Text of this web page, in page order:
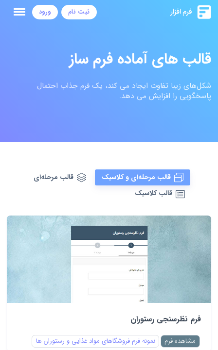
ثبت نام ورود
قالب های آماده فرم ساز
شکل‌های زیبا تفاوت ایجاد می کند، یک فرم جذاب احتمال
پاسخگویی را افزایش می دهد.
قالب مرحله‌ای و کلاسیک
قالب مرحله‌ای
قالب کلاسیک
فرم نظرسنجی رستوران
مشاهده فرم نمونه فرم فروشگاهای مواد غذایی و رستوران ها